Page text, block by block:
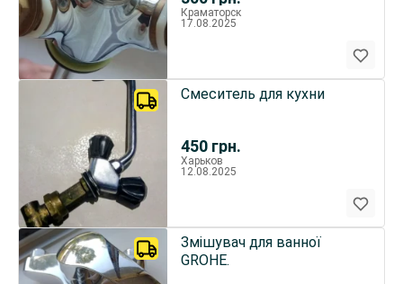
Краматорск
17.08.2025
450 грн.
Смеситель для кухни
Харьков
12.08.2025
Змішувач для ванної
GROHE.